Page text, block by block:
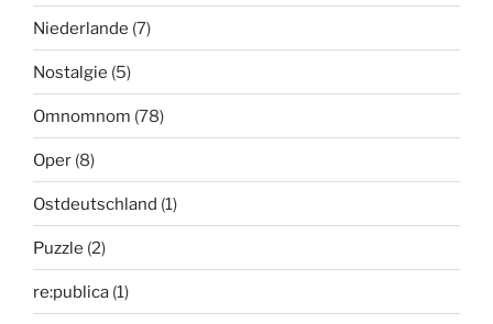
Niederlande (7)
Nostalgie (5)
Omnomnom (78)
Oper (8)
Ostdeutschland (1)
Puzzle (2)
re:publica (1)